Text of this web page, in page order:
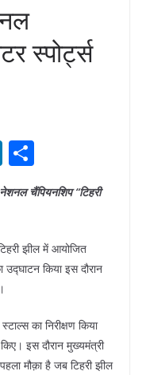
स्पोर्ट्स
Li
n
k
dI
n
h
ar
चैंपियनशिप “टिहरी
झील में आयोजित
उद्घाटन किया इस दौरान
का निरीक्षण किया
इस दौरान मुख्यमंत्री
मौक़ा है जब टिहरी झील